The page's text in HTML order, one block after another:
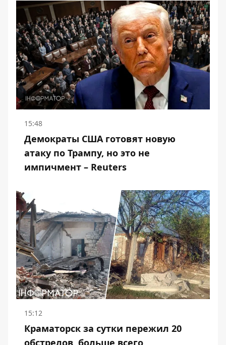
15:48
Демократы США готовят новую
атаку по Трампу, но это не
импичмент – Reuters
15:12
Краматорск за сутки пережил 20
обстрелов, больше всего